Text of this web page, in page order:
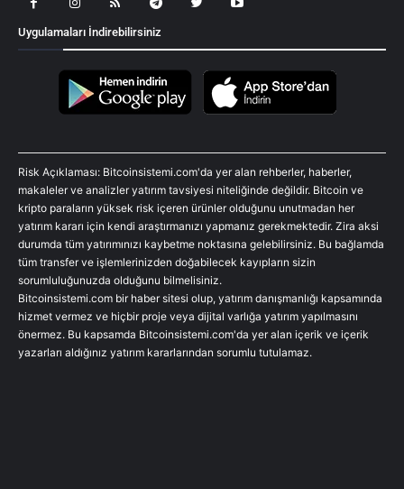
Uygulamaları İndirebilirsiniz
Risk Açıklaması: Bitcoinsistemi.com'da yer alan rehberler, haberler,
makaleler ve analizler yatırım tavsiyesi niteliğinde değildir. Bitcoin ve
kripto paraların yüksek risk içeren ürünler olduğunu unutmadan her
yatırım kararı için kendi araştırmanızı yapmanız gerekmektedir. Zira aksi
durumda tüm yatırımınızı kaybetme noktasına gelebilirsiniz. Bu bağlamda
tüm transfer ve işlemlerinizden doğabilecek kayıpların sizin
sorumluluğunuzda olduğunu bilmelisiniz.
Bitcoinsistemi.com bir haber sitesi olup, yatırım danışmanlığı kapsamında
hizmet vermez ve hiçbir proje veya dijital varlığa yatırım yapılmasını
önermez. Bu kapsamda Bitcoinsistemi.com'da yer alan içerik ve içerik
yazarları aldığınız yatırım kararlarından sorumlu tutulamaz.